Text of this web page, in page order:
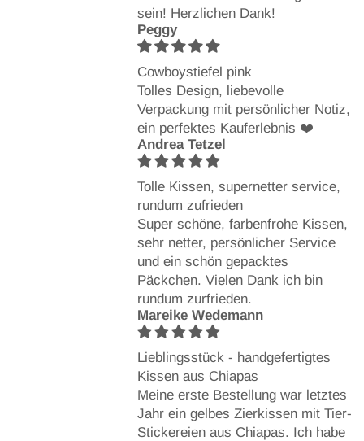
sein! Herzlichen Dank!
Peggy
Cowboystiefel pink
Tolles Design, liebevolle
Verpackung mit persönlicher Notiz,
ein perfektes Kauferlebnis ❤️
Andrea Tetzel
Tolle Kissen, supernetter service,
rundum zufrieden
Super schöne, farbenfrohe Kissen,
sehr netter, persönlicher Service
und ein schön gepacktes
Päckchen. Vielen Dank ich bin
rundum zurfrieden.
Mareike Wedemann
Lieblingsstück - handgefertigtes
Kissen aus Chiapas
Meine erste Bestellung war letztes
Jahr ein gelbes Zierkissen mit Tier-
Stickereien aus Chiapas. Ich habe